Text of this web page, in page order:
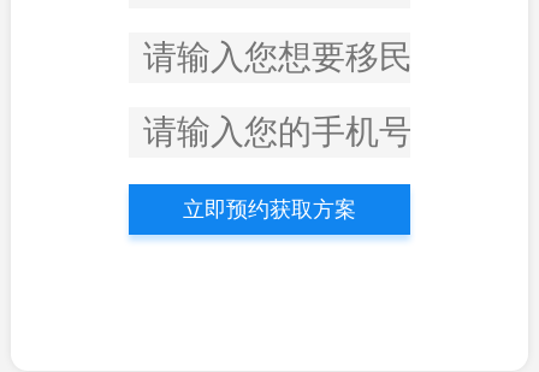
立即预约获取方案